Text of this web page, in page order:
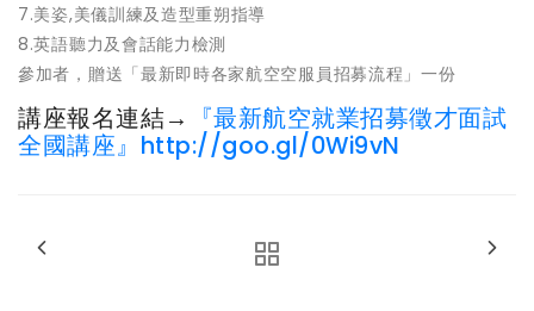
7.美姿,美儀訓練及造型重朔指導
8.英語聽力及會話能力檢測
參加者，贈送「最新即時各家航空空服員招募流程」一份
講座報名連結→
『最新航空就業招募徵才面試
全國講座』 http://goo.gl/0Wi9vN